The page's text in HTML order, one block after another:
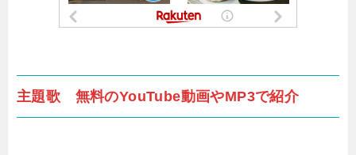
主題歌 無料のYouTube動画やMP3で紹介